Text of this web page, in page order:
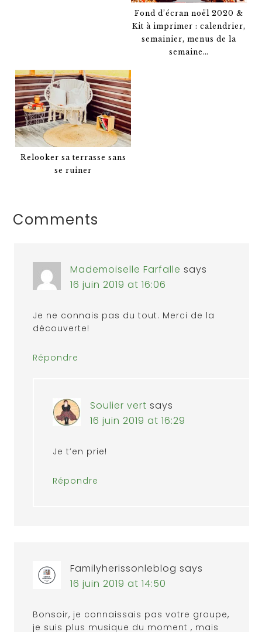
Fond d’écran noël 2020 &
Kit à imprimer : calendrier,
semainier, menus de la
semaine…
Relooker sa terrasse sans
se ruiner
Comments
Mademoiselle Farfalle says
16 juin 2019 at 16:06
Je ne connais pas du tout. Merci de la
découverte!
Répondre
Soulier vert says
16 juin 2019 at 16:29
Je t’en prie!
Répondre
Familyherissonleblog says
16 juin 2019 at 14:50
Bonsoir, je connaissais pas votre groupe,
je suis plus musique du moment , mais